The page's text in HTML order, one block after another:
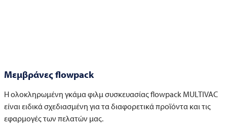
Μεμβράνες flowpack
Η ολοκληρωμένη γκάμα φιλμ συσκευασίας flowpack MULTIVAC
είναι ειδικά σχεδιασμένη για τα διαφορετικά προϊόντα και τις
εφαρμογές των πελατών μας.